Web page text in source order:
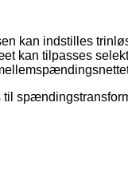
kan indstilles
kan tilpasses